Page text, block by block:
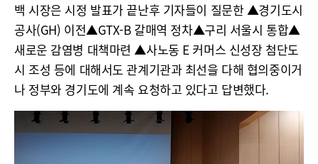
백 시장은 시정 발표가 끝난후 기자들이 질문한 ▲경기도시
공사(GH) 이전▲GTX-B 갈매역 정차▲구리 서울시 통합▲
새로운 감염병 대책마련 ▲사노동 E 커머스 신성장 첨단도
시 조성 등에 대해서도 관계기관과 최선을 다해 협의중이거
나 정부와 경기도에 계속 요청하고 있다고 답변했다.